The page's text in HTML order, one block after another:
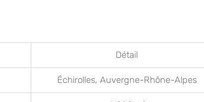
Détail
Échirolles, Auvergne-Rhône-Alpes